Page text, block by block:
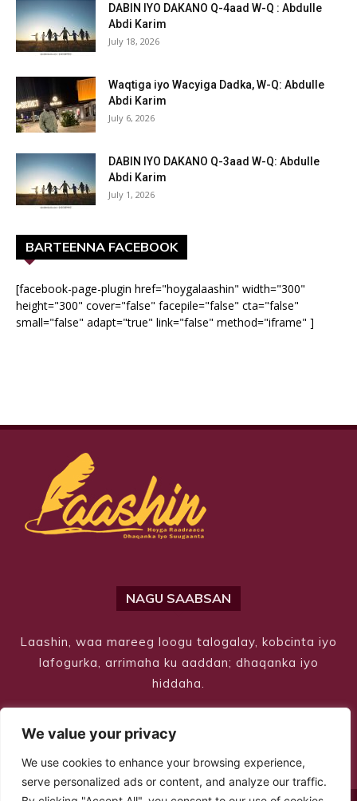
We value your privacy
We use cookies to enhance your browsing experience,
serve personalized ads or content, and analyze our traffic.
DABIN IYO DAKANO Q-4aad W-Q : Abdulle
Abdi Karim
July 18, 2026
Waqtiga iyo Wacyiga Dadka, W-Q: Abdulle
Abdi Karim
July 6, 2026
DABIN IYO DAKANO Q-3aad W-Q: Abdulle
Abdi Karim
July 1, 2026
BARTEENNA FACEBOOK
[facebook-page-plugin href="hoygalaashin" width="300"
height="300" cover="false" facepile="false" cta="false"
small="false" adapt="true" link="false" method="iframe" ]
NAGU SAABSAN
Laashin, waa mareeg loogu talogalay, kobcinta iyo
lafogurka, arrimaha ku aaddan; dhaqanka iyo
hiddaha.